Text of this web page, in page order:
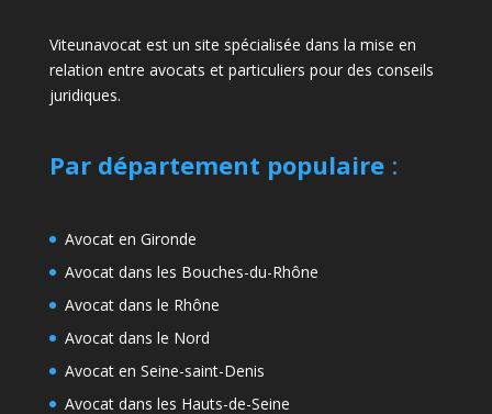
Viteunavocat est un site spécialisée dans la mise en
relation entre avocats et particuliers pour des conseils
juridiques.
Par département populaire:
Avocat en Gironde
Avocat dans les Bouches-du-Rhône
Avocat dans le Rhône
Avocat dans le Nord
Avocat en Seine-saint-Denis
Avocat dans les Hauts-de-Seine